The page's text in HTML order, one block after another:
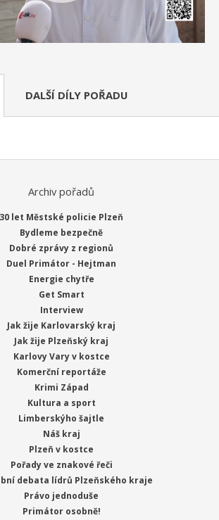
DALŠÍ DÍLY POŘADU
Archiv pořadů
30 let Městské policie Plzeň
Bydleme bezpečně
Dobré zprávy z regionů
Duel Primátor - Hejtman
Energie chytře
Get Smart
Interview
Jak žije Karlovarský kraj
Jak žije Plzeňský kraj
Karlovy Vary v kostce
Komerční reportáže
Krimi Západ
Kultura a sport
Limberskýho šajtle
Náš kraj
Plzeň v kostce
Pořady ve znakové řeči
debata lídrů Plzeňského kraje
Právo jednoduše
Primátor osobně!